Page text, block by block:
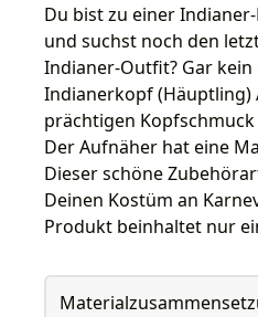
Du bist zu einer
und suchst noch den
Indianer-Outfit? Gar
Indianerkopf (Häuptling)
prächtigen
Der Aufnäher hat eine
Dieser schöne
Deinen Kostüm an
Produkt beinhaltet nur